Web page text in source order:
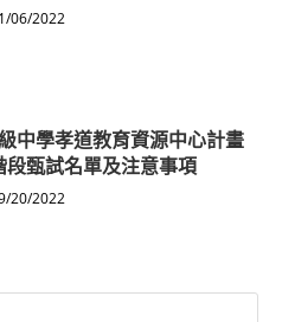
06/2022
中學孝道教育資源中心計畫
甄試名單及注意事項
20/2022